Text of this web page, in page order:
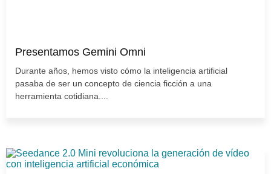
Presentamos Gemini Omni
Durante años, hemos visto cómo la inteligencia artificial
pasaba de ser un concepto de ciencia ficción a una
herramienta cotidiana....